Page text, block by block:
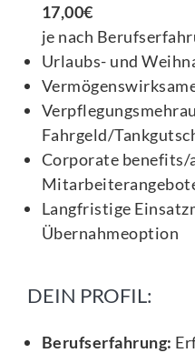
17,00€
je nach
Urlaubs- und
Fahrgeld/
Corporate
Langfristige
Übernahmeoption
DEIN PROFIL:
Berufserfahrung: